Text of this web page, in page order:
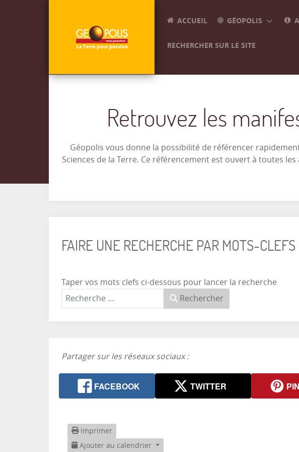
ACCUEIL GÉOPOLIS
RECHERCHER SUR LE SITE
Retrouvez les
Géopolis vous donne la possibilité de référencer
Sciences de la Terre. Ce référencement est ouvert à toutes
FAIRE UNE RECHERCHE PAR MOTS-CLEFS
Taper vos mots clefs ci-dessous pour lancer la recherche
Rechercher
Partager sur les réseaux sociaux :
FACEBOOK TWITTER
Imprimer
Ajouter au calendrier